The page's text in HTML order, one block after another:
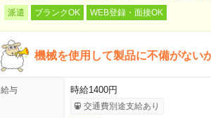
派遣 ブランクOK WEB登録・面接OK
機械を使用して製品に不備がない
給与 時給1400円
交通費別途支給あり